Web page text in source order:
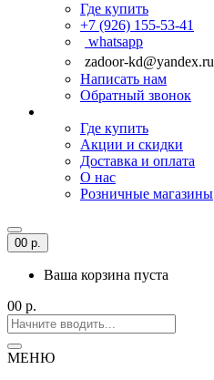
Где купить
+7 (926) 155-53-41
whatsapp
zadoor-kd@yandex.ru
Написать нам
Обратный звонок
Где купить
Акции и скидки
Доставка и оплата
О нас
Розничные магазины
00 р.
Ваша корзина пуста
00 р.
МЕНЮ